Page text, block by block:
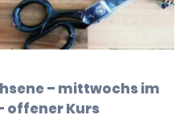
– mittwochs im
offener Kurs